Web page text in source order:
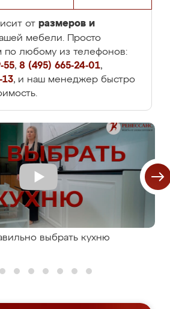
от размеров и
мебели. Просто
по любому из телефонов:
55, 8 (495) 665-24-01,
13, и наш менеджер быстро
выбрать кухню